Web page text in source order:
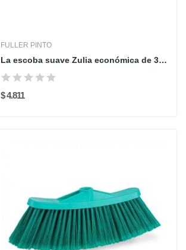
FULLER PINTO
La escoba suave Zulia económica de 33.5 cm de...
$ 4.811